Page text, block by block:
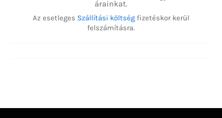
árainkat.
Az esetleges Szállítási költség fizetéskor kerül
felszámításra.